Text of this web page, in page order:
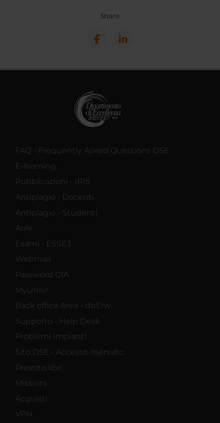
Share
FAQ - Frequently Asked Questions DSE
E-learning
Pubblicazioni - IRIS
Antiplagio - Docenti
Antiplagio - Studenti
Aule
Esami - ESSE3
Webmail
Password GIA
MyUnivr
Back office Area - dbErw
Supporto - Help Desk
Problemi Impianti
Sito DSE - Accesso riservato
Prestito libri
Missioni
Acquisti
VPN